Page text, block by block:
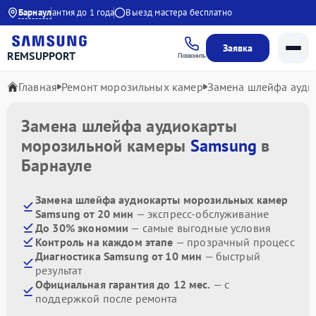
Барнаул
Гарантия до 1 года Выезд мастера бесплатно
REMSUPPORT Позвонить
Заявка
Главная Ремонт морозильных камер Замена шлейфа
Замена шлейфа аудиокарты
морозильной камеры Samsung в
Барнауле
Замена шлейфа аудиокарты морозильных камер
Samsung от 20 мин — экспресс-обслуживание
До 30% экономии — самые выгодные условия
Контроль на каждом этапе — прозрачный процесс
Диагностика Samsung от 10 мин — быстрый
результат
Официальная гарантия до 12 мес. — с
поддержкой после ремонта